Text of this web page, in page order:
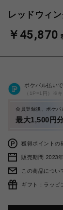
レッドウィ
￥45,870
ポケパル払いで
（1P=1円）※キ
会員登録後、ポケ
最大1,500円
獲得ポイントの
販売期間 2023
この商品につい
ギフト：ラッピ